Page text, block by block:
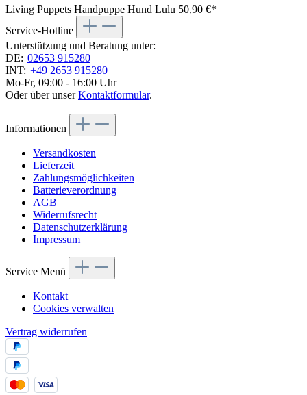
Living Puppets Handpuppe Hund Lulu 50,90 €*
Service-Hotline
Unterstützung und Beratung unter:
DE: 02653 915280
INT: +49 2653 915280
Mo-Fr, 09:00 - 16:00 Uhr
Oder über unserKontaktformular.
Informationen
Versandkosten
Lieferzeit
Zahlungsmöglichkeiten
Batterieverordnung
AGB
Widerrufsrecht
Datenschutzerklärung
Impressum
Service Menü
Kontakt
Cookies verwalten
Vertrag widerrufen